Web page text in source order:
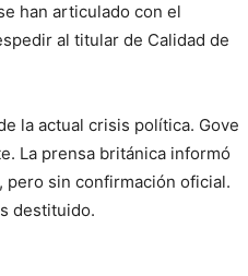
han articulado con el
al titular de Calidad de
la actual crisis política. Gove
La prensa británica informó
pero sin confirmación oficial.
destituido.